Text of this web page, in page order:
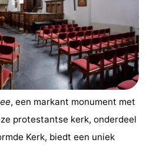
, een markant monument met
protestantse kerk, onderdeel
Kerk, biedt een uniek